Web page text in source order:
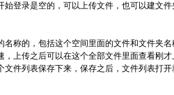
登录是空的，可以上传文件，也可以建
称的，包括这个空间里面的文件和文件夹
上传之后可以在这个全部文件里面查看刚
件列表保存下来，保存之后，文件列表打